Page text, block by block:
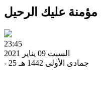
مؤمنة عليك الرحيل
23:45
السبت 09 يناير 2021
- 25 جمادى الأولى 1442 هـ